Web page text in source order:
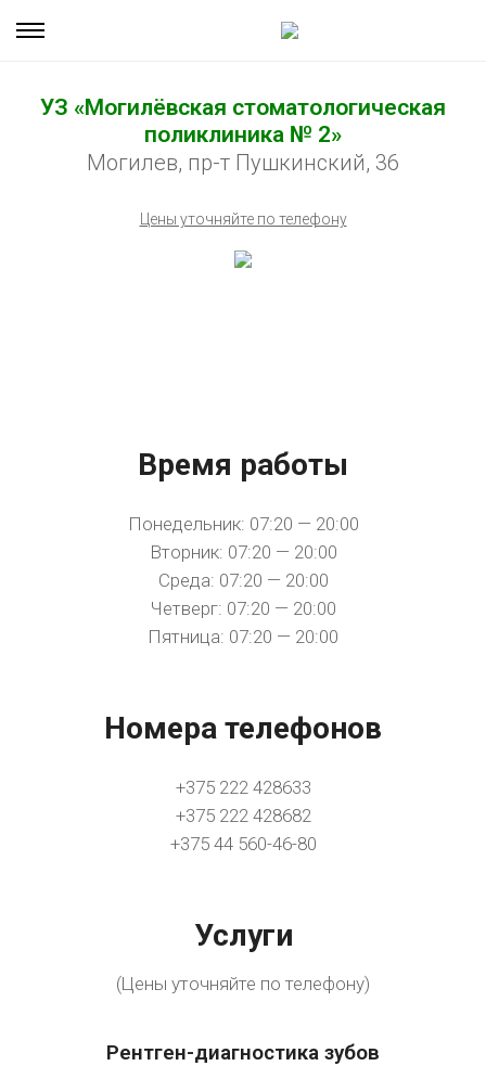
УЗ «Могилёвская стоматологическая
поликлиника № 2»
Могилев, пр-т Пушкинский, 36
Цены уточняйте по телефону
Время работы
Понедельник: 07:20 — 20:00
Вторник: 07:20 — 20:00
Среда: 07:20 — 20:00
Четверг: 07:20 — 20:00
Пятница: 07:20 — 20:00
Номера телефонов
+375 222 428633
+375 222 428682
+375 44 560-46-80
Услуги
(Цены уточняйте по телефону)
Рентген-диагностика зубов